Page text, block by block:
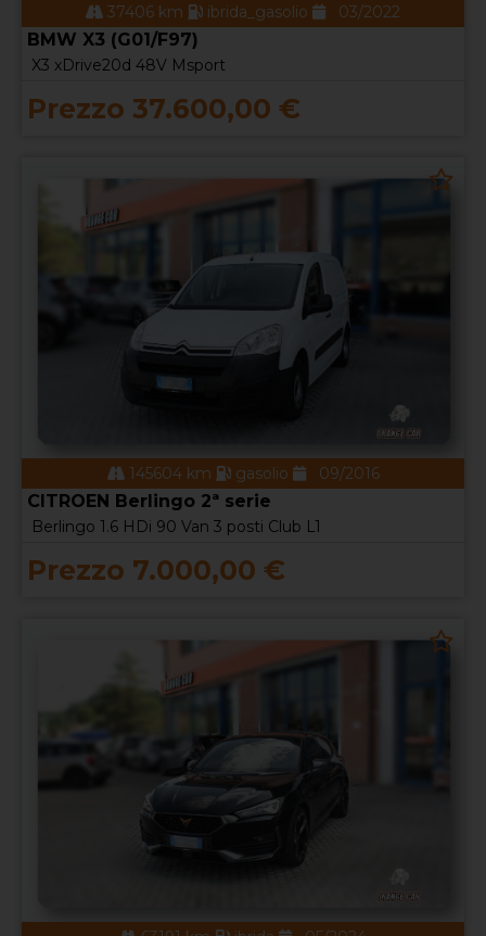
37406 km ibrida_gasolio 03/2022
BMW X3 (G01/F97)
X3 xDrive20d 48V Msport
Prezzo 37.600,00 €
145604 km gasolio 09/2016
CITROEN Berlingo 2ª serie
Berlingo 1.6 HDi 90 Van 3 posti Club L1
Prezzo 7.000,00 €